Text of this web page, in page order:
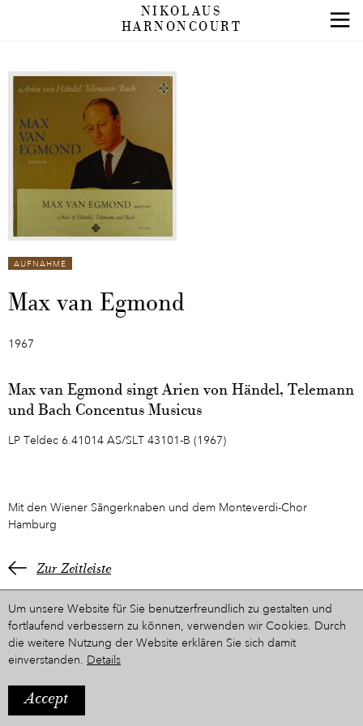
NIKOLAUS
HARNONCOURT
AUFNAHME
Max van Egmond
1967
Max van Egmond singt Arien von Händel, Telemann
und Bach Concentus Musicus
LP Teldec 6.41014 AS/SLT 43101-B (1967)
Mit den Wiener Sängerknaben und dem Monteverdi-Chor
Hamburg
Zur Zeitleiste
Ein Projekt aus dem Hause
Um unsere Website für Sie benutzerfreundlich zu gestalten und
fortlaufend verbessern zu können, verwenden wir Cookies. Durch
die weitere Nutzung der Website erklären Sie sich damit
einverstanden. Details
Accept